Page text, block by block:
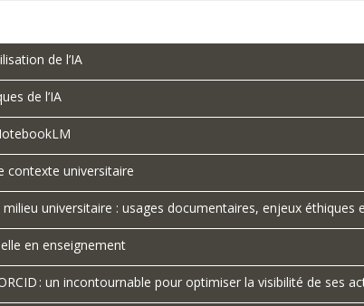
de l’IA
de l’IA
contexte universitaire
milieu universitaire : usages documentaires, enjeux éthiques
en enseignement
: un incontournable pour optimiser la visibilité de ses